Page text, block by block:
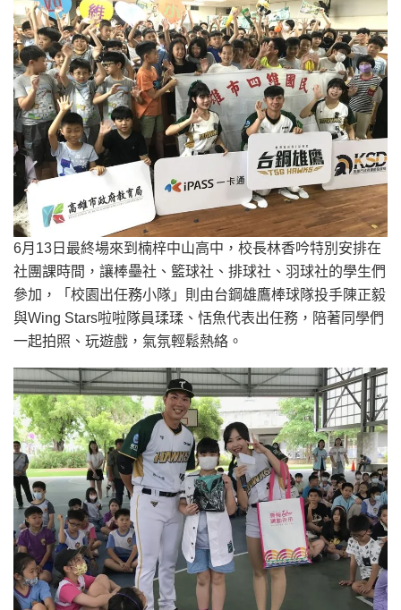
6月13日最終場來到楠梓中山高中，校長林香吟特別安排在
社團課時間，讓棒壘社、籃球社、排球社、羽球社的學生們
參加，「校園出任務小隊」則由台鋼雄鷹棒球隊投手陳正毅
與Wing Stars啦啦隊員瑈瑈、恬魚代表出任務，陪著同學們
一起拍照、玩遊戲，氣氛輕鬆熱絡。